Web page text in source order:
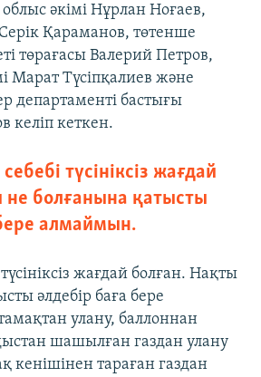
әкімі Нұрлан Ноғаев,
Қараманов, төтенше
төрағасы Валерий Петров,
Марат Түсіпқалиев және
департаменті бастығы
келіп кеткен.
түсініксіз жағдай
не болғанына қатысты
алмаймын.
жағдай болған. Нақты
әлдебір баға бере
улану, баллоннан
шашылған газдан улану
кенішінен тараған газдан